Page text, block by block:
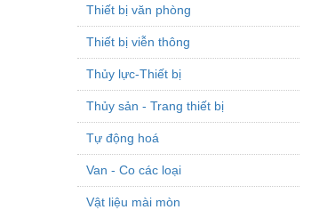
Thiết bị văn phòng
Thiết bị viễn thông
Thủy lực-Thiết bị
Thủy sản - Trang thiết bị
Tự động hoá
Van - Co các loại
Vật liệu mài mòn